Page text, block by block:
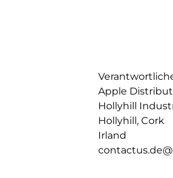
Apple
Hollyhill
Hollyhill, Cork
Irland